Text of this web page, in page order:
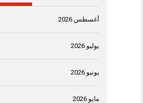
أغسطس 2026
يوليو 2026
يونيو 2026
مايو 2026